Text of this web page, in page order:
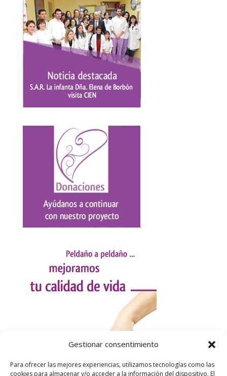
Gestionar consentimiento
Para ofrecer las mejores experiencias, utilizamos tecnologías como las
cookies para almacenar y/o acceder a la información del dispositivo. El